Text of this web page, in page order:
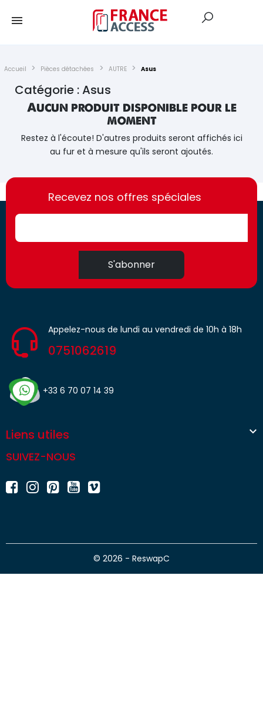
Accueil Pièces détachées AUTRE Asus
Catégorie : Asus
Aucun produit disponible pour le
moment
Restez à l'écoute! D'autres produits seront affichés ici
au fur et à mesure qu'ils seront ajoutés.
https://france-
access.fr
https://france-
access.fr
Recevez nos offres spéciales
S'abonner
Appelez-nous de lundi au vendredi de 10h à 18h
0751062619
+33 6 70 07 14 39
Liens utiles 
SUIVEZ-NOUS
© 2026 - ReswapC